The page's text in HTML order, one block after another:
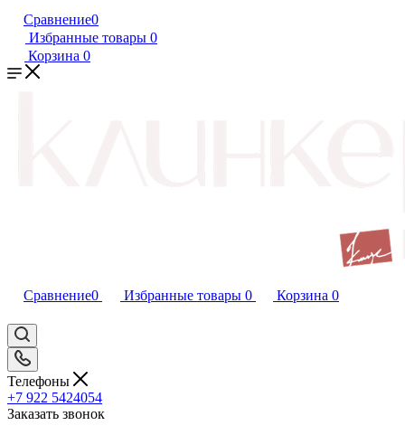
Сравнение0
Избранные товары 0
Корзина 0
Сравнение0 Избранные товары 0 Корзина 0
Телефоны
+7 922 5424054
Заказать звонок